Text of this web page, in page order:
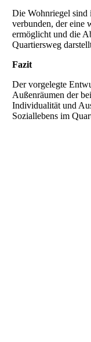
Die Wohnriegel sind
verbunden, der eine
ermöglicht und die
Quartiersweg
Fazit
Der vorgelegte
Außenräumen der
Individualität und
Soziallebens im